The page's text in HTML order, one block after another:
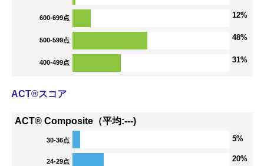
600-699点 12%
500-599点 48%
400-499点 31%
ACT®スコア
ACT® Composite（平均:---)
30-36点 5%
24-29点 20%